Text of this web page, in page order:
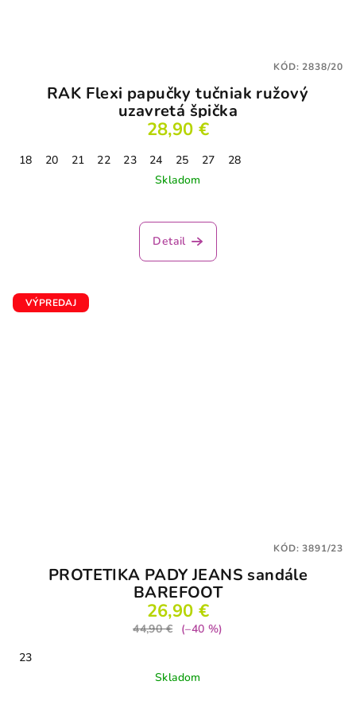
RAK Flexi papučky tučniak ružový
uzavretá špička
28,90 €
18 20 21 22 23 24 25 27
28
Skladom
Detail
KÓD:2838/20
VÝPREDAJ
PROTETIKA PADY JEANS sandále
BAREFOOT
26,90 €
44,90 €
(–40 %)
23
Skladom
KÓD:3891/23